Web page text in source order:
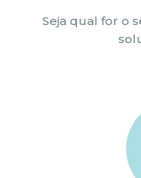
Seja qual for o